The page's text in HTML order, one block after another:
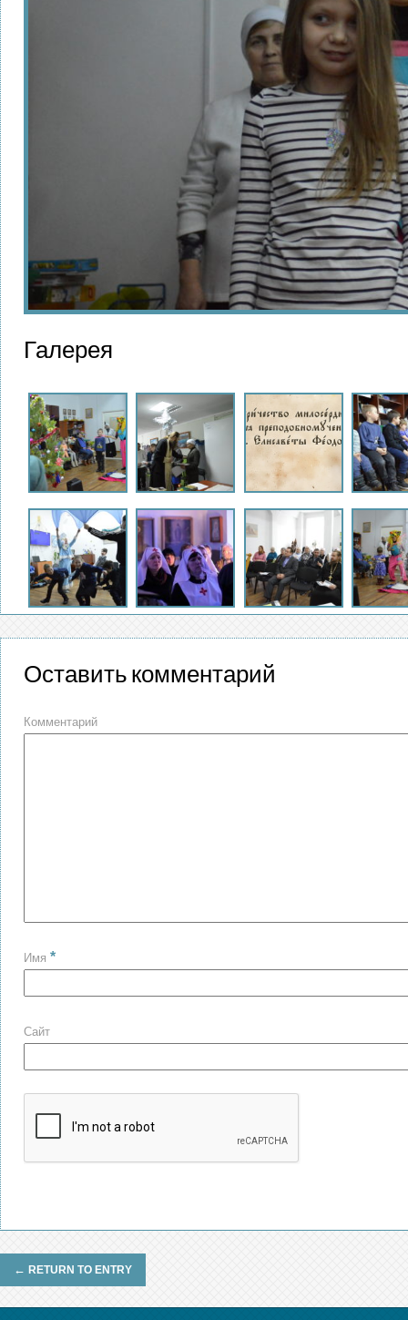
Галерея
Оставить комментарий
Комментарий
Имя *
Сайт
← RETURN TO ENTRY